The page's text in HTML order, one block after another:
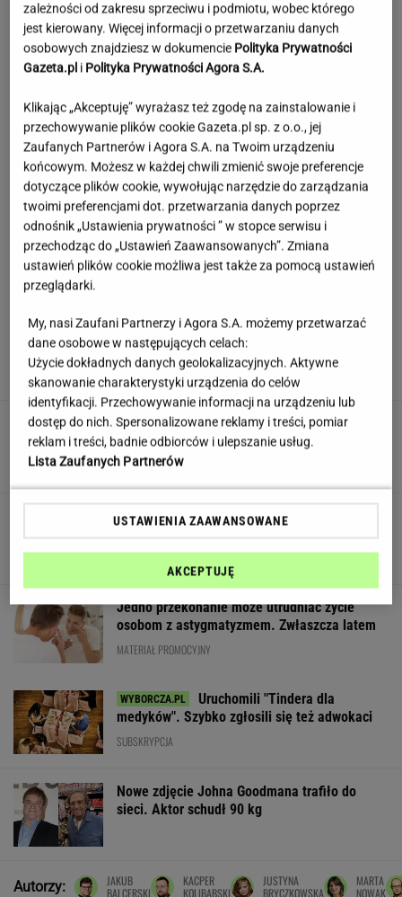
Hyży dosadnie odpowiedziała hejterom.
"Skończyła mi się cierpliwość"
Te kultowe teksty zapisały się w pamięci
wszystkich Polaków. Znasz je?
Wieniawa jako jurorka "TzG" to
Jedno przekonanie może utrudniać życie
osobom z astygmatyzmem. Zwłaszcza latem
MATERIAŁ PROMOCYJNY
Uruchomili "Tindera dla
medyków". Szybko zgłosili się też adwokaci
SUBSKRYPCJA
Nowe zdjęcie Johna Goodmana trafiło do
sieci. Aktor schudł 90 kg
Autorzy:
JAKUB
BALCERSKI
KACPER
KOLIBABSKI
JUSTYNA
BRYCZKOWSKA
MARTA
NOWAK
zależności od zakresu sprzeciwu i podmiotu, wobec którego
jest kierowany. Więcej informacji o przetwarzaniu danych
osobowych znajdziesz w dokumencie Polityka Prywatności
Gazeta.pl i Polityka Prywatności Agora S.A.
Klikając „Akceptuję” wyrażasz też zgodę na zainstalowanie i
przechowywanie plików cookie Gazeta.pl sp. z o.o., jej
Zaufanych Partnerów i Agora S.A. na Twoim urządzeniu
końcowym. Możesz w każdej chwili zmienić swoje preferencje
dotyczące plików cookie, wywołując narzędzie do zarządzania
twoimi preferencjami dot. przetwarzania danych poprzez
odnośnik „Ustawienia prywatności ” w stopce serwisu i
przechodząc do „Ustawień Zaawansowanych”. Zmiana
ustawień plików cookie możliwa jest także za pomocą ustawień
przeglądarki.
My, nasi Zaufani Partnerzy i Agora S.A. możemy przetwarzać
dane osobowe w następujących celach:
Użycie dokładnych danych geolokalizacyjnych. Aktywne
skanowanie charakterystyki urządzenia do celów
identyfikacji. Przechowywanie informacji na urządzeniu lub
dostęp do nich. Spersonalizowane reklamy i treści, pomiar
reklam i treści, badnie odbiorców i ulepszanie usług.
Lista Zaufanych Partnerów
USTAWIENIA ZAAWANSOWANE
AKCEPTUJĘ